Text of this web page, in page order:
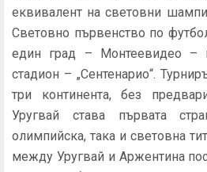
еквивалент на световни
Световно първенство по
един град – Монтеевидео –
стадион – „Сентенарио“.
три континента, без
Уругвай става първата
олимпийска, така и световна
между Уругвай и Аржентина